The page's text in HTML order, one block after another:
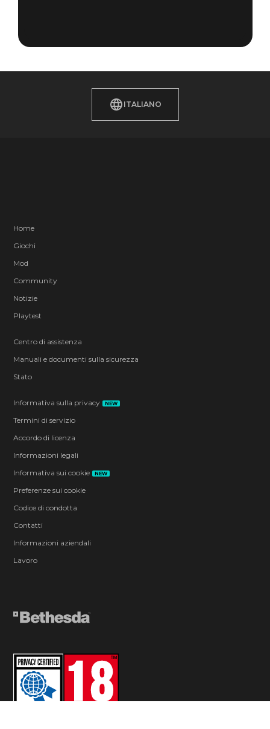
ITALIANO
Home
Giochi
Mod
Community
Notizie
Playtest
Centro di assistenza
Manuali e documenti sulla sicurezza
Stato
Informativa sulla privacy NEW
Termini di servizio
Accordo di licenza
Informazioni legali
Informativa sui cookie
NEW
Preferenze sui cookie
Codice di condotta
Contatti
Informazioni aziendali
Lavoro